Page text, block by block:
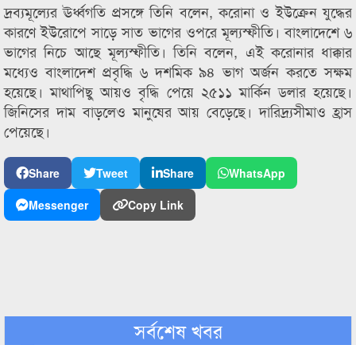
দ্রব্যমূল্যের ঊর্ধ্বগতি প্রসঙ্গে তিনি বলেন, করোনা ও ইউক্রেন যুদ্ধের
কারণে ইউরোপে সাড়ে সাত ভাগের ওপরে মূল্যস্ফীতি। বাংলাদেশে ৬
ভাগের নিচে আছে মূল্যস্ফীতি। তিনি বলেন, এই করোনার ধাক্কার
মধ্যেও বাংলাদেশ প্রবৃদ্ধি ৬ দশমিক ৯৪ ভাগ অর্জন করতে সক্ষম
হয়েছে। মাথাপিছু আয়ও বৃদ্ধি পেয়ে ২৫১১ মার্কিন ডলার হয়েছে।
জিনিসের দাম বাড়লেও মানুষের আয় বেড়েছে। দারিদ্র্যসীমাও হ্রাস
পেয়েছে।
Share Tweet Share
WhatsApp
Messenger
Copy Link
সর্বশেষ খবর